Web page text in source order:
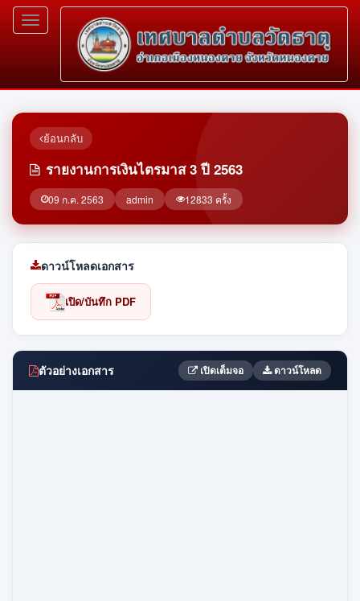
Toggle
navigation
ย้อนกลับ
รายงานการเงินไตรมาส 3 ปี 2563
09 ก.ค. 2563 admin 12833 ครั้ง
ดาวน์โหลดเอกสาร
เปิด/บันทึก PDF
ตัวอย่างเอกสาร เปิดเต็มจอ ดาวน์โหลด